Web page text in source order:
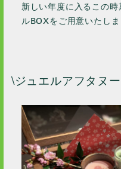
新しい年度に入るこの
ルBOXをご用意いたしま
\ジュエルアフタヌ